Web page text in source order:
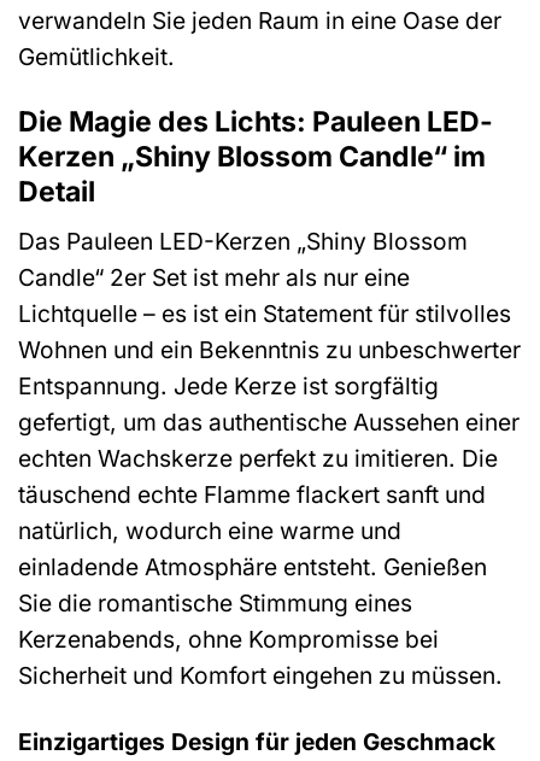
verwandeln Sie jeden Raum in eine Oase der
Gemütlichkeit.
Die Magie des Lichts: Pauleen LED-
Kerzen „Shiny Blossom Candle“ im
Detail
Das Pauleen LED-Kerzen „Shiny Blossom
Candle“ 2er Set ist mehr als nur eine
Lichtquelle – es ist ein Statement für stilvolles
Wohnen und ein Bekenntnis zu unbeschwerter
Entspannung. Jede Kerze ist sorgfältig
gefertigt, um das authentische Aussehen einer
echten Wachskerze perfekt zu imitieren. Die
täuschend echte Flamme flackert sanft und
natürlich, wodurch eine warme und
einladende Atmosphäre entsteht. Genießen
Sie die romantische Stimmung eines
Kerzenabends, ohne Kompromisse bei
Sicherheit und Komfort eingehen zu müssen.
Einzigartiges Design für jeden Geschmack